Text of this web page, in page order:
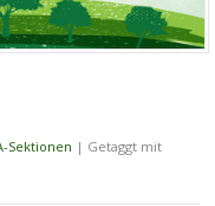
Sektionen | Getaggt mit